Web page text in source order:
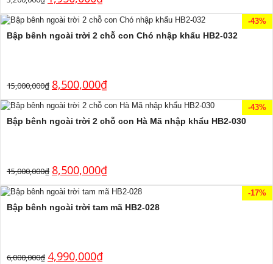
-43%
Bập bênh ngoài trời 2 chỗ con Chó nhập khẩu HB2-032
15,000,000₫ 8,500,000₫
-43%
Bập bênh ngoài trời 2 chỗ con Hà Mã nhập khẩu HB2-030
15,000,000₫ 8,500,000₫
-17%
Bập bênh ngoài trời tam mã HB2-028
6,000,000₫ 4,990,000₫